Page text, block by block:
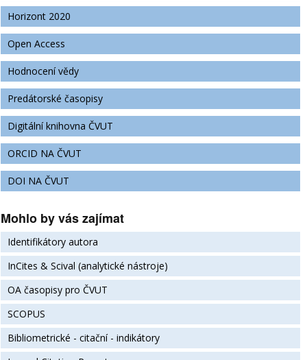
Horizont 2020
Open Access
Hodnocení vědy
Predátorské časopisy
Digitální knihovna ČVUT
ORCID NA ČVUT
DOI NA ČVUT
Mohlo by vás zajímat
Identifikátory autora
InCites & Scival (analytické nástroje)
OA časopisy pro ČVUT
SCOPUS
Bibliometrické - citační - indikátory